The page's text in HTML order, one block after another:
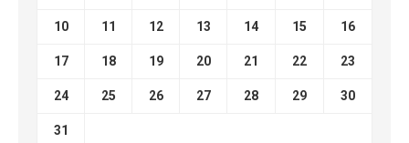
10 11 12 13 14 15 16
17 18 19 20 21 22 23
24 25 26 27 28 29 30
31